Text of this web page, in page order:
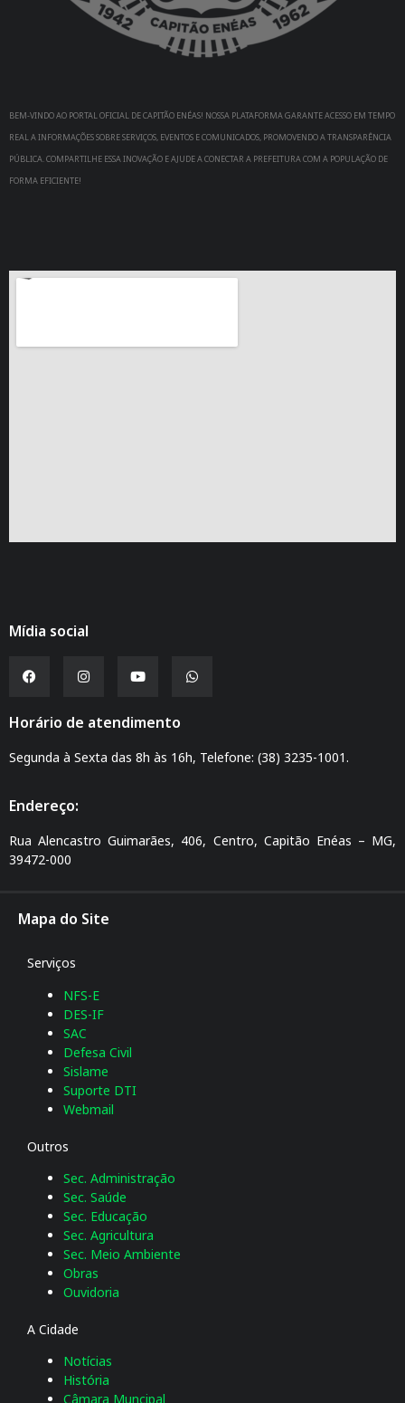
BEM-VINDO AO PORTAL OFICIAL DE CAPITÃO ENÉAS! NOSSA PLATAFORMA GARANTE ACESSO EM TEMPO
REAL A INFORMAÇÕES SOBRE SERVIÇOS, EVENTOS E COMUNICADOS, PROMOVENDO A TRANSPARÊNCIA
PÚBLICA. COMPARTILHE ESSA INOVAÇÃO E AJUDE A CONECTAR A PREFEITURA COM A POPULAÇÃO DE
FORMA EFICIENTE!
Mídia social
Horário de atendimento
Segunda à Sexta das 8h às 16h, Telefone: (38) 3235-1001.
Endereço:
Rua Alencastro Guimarães, 406, Centro, Capitão Enéas – MG,
39472-000
Mapa do Site
A Cidade
Notícias
História
Câmara Muncipal
Serviços
NFS-E
DES-IF
SAC
Defesa Civil
Sislame
Suporte DTI
Webmail
Outros
Sec. Administração
Sec. Saúde
Sec. Educação
Sec. Agricultura
Sec. Meio Ambiente
Obras
Ouvidoria